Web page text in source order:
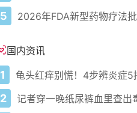
5 2026年FDA新型药物疗法
国内资讯
1
2